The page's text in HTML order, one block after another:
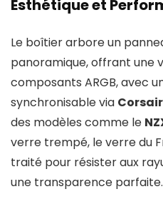
Esthétique et
Le boîtier arbore un
panoramique, offrant une
composants ARGB, avec
synchronisable via Corsair
des modèles comme le
verre trempé, le verre du
traité pour résister aux
une transparence parfaite.